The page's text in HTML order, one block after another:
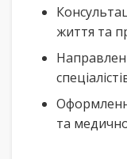
життя та
та